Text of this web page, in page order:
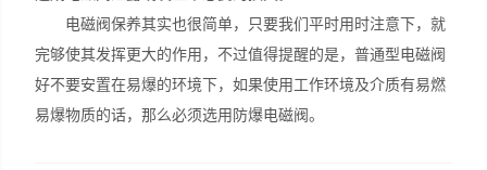
电磁阀保养其实也很简单，只要我们平时用时注意下，就
完够使其发挥更大的作用，不过值得提醒的是，普通型电磁阀
好不要安置在易爆的环境下，如果使用工作环境及介质有易燃
易爆物质的话，那么必须选用防爆电磁阀。